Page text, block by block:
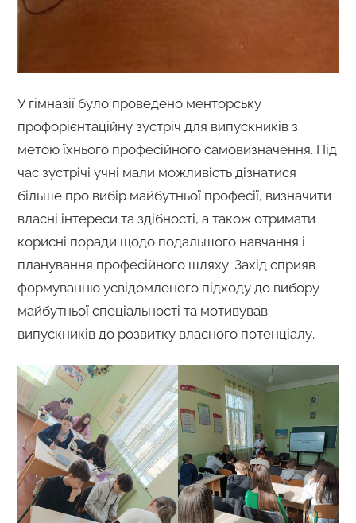
У гімназії було проведено менторську
профорієнтаційну зустріч для випускників з
метою їхнього професійного самовизначення. Під
час зустрічі учні мали можливість дізнатися
більше про вибір майбутньої професії, визначити
власні інтереси та здібності, а також отримати
корисні поради щодо подальшого навчання і
планування професійного шляху. Захід сприяв
формуванню усвідомленого підходу до вибору
майбутньої спеціальності та мотивував
випускників до розвитку власного потенціалу.